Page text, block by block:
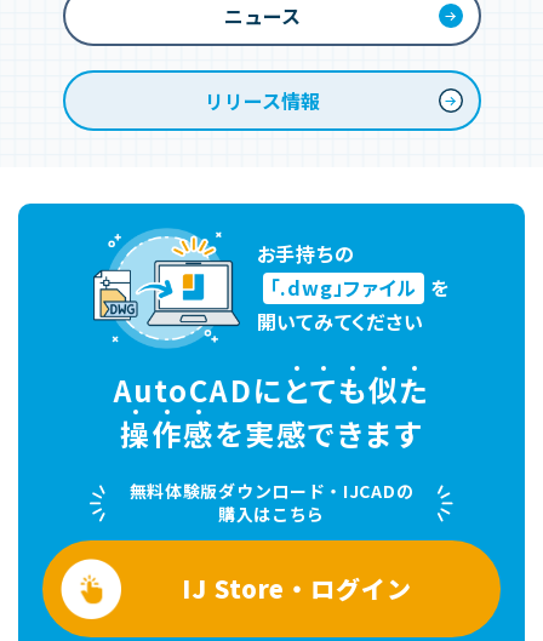
ニュース
リリース情報
お手持ちの
「.dwg」ファイル を
開いてみてください
AutoCADにとても似た
操作感を実感できます
無料体験版ダウンロード・IJCADの
購入はこちら
IJ Store・ログイン